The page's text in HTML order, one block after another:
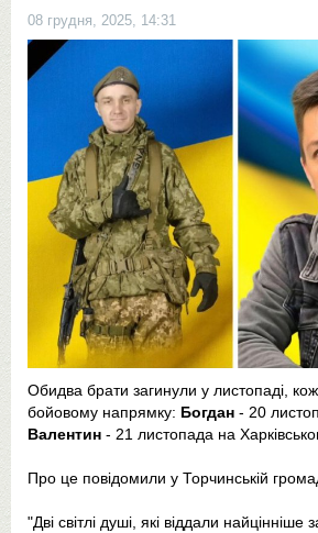
08 грудня, 2025, 14:31
Обидва брати загинули у листопаді,
бойовому напрямку: Богдан - 20
Валентин - 21 листопада на
Про це повідомили у Торчинській
"Дві світлі душі, які віддали найцінніше